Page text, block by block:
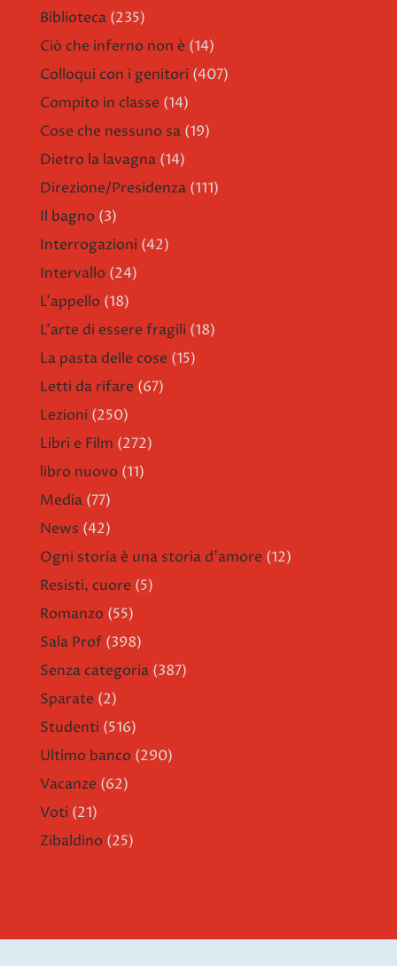
Biblioteca (235)
Ciò che inferno non è (14)
Colloqui con i genitori (407)
Compito in classe (14)
Cose che nessuno sa (19)
Dietro la lavagna (14)
Direzione/Presidenza (111)
Il bagno (3)
Interrogazioni (42)
Intervallo (24)
L'appello (18)
L'arte di essere fragili (18)
La pasta delle cose (15)
Letti da rifare (67)
Lezioni (250)
Libri e Film (272)
libro nuovo (11)
Media (77)
News (42)
Ogni storia è una storia d'amore (12)
Resisti, cuore (5)
Romanzo (55)
Sala Prof (398)
Senza categoria (387)
Sparate (2)
Studenti (516)
Ultimo banco (290)
Vacanze (62)
Voti (21)
Zibaldino (25)